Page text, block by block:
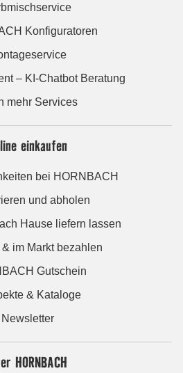
Konfiguratoren
– KI-Chatbot Beratung
mehr Services
einkaufen
bei HORNBACH
und abholen
Hause liefern lassen
im Markt bezahlen
Gutschein
& Kataloge
Newsletter
HORNBACH